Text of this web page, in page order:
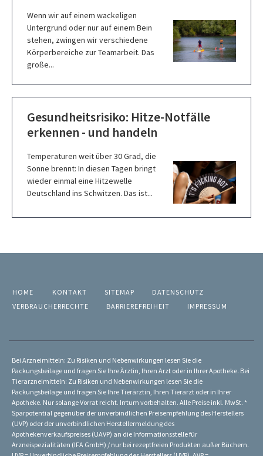
Wenn wir auf einem wackeligen
Untergrund oder nur auf einem Bein
stehen, zwingen wir verschiedene
Körperbereiche zur Teamarbeit. Das
große...
Gesundheitsrisiko: Hitze-Notfälle
erkennen - und handeln
Temperaturen weit über 30 Grad, die
Sonne brennt: In diesen Tagen bringt
wieder einmal eine Hitzewelle
Deutschland ins Schwitzen. Das ist...
HOME KONTAKT SITEMAP
DATENSCHUTZ
VERBRAUCHERRECHTE
BARRIEREFREIHEIT IMPRESSUM
Bei Arzneimitteln: Zu Risiken und Nebenwirkungen lesen Sie die
Packungsbeilage und fragen Sie Ihre Ärztin, Ihren Arzt oder in Ihrer Apotheke. Bei
Tierarzneimitteln: Zu Risiken und Nebenwirkungen lesen Sie die
Packungsbeilage und fragen Sie Ihre Tierärztin, Ihren Tierarzt oder in Ihrer
Apotheke. Nur solange Vorrat reicht. Irrtum vorbehalten. Alle Preise inkl. MwSt. *
Sparpotential gegenüber der unverbindlichen Preisempfehlung des Herstellers
(UVP) oder der unverbindlichen Herstellermeldung des
Apothekenverkaufspreises (UAVP) an die Informationsstelle für
Arzneispezialitäten (IFA GmbH) / nur bei rezeptfreien Produkten außer Büchern.